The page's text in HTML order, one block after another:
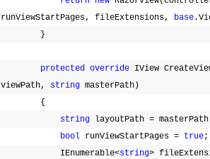
runViewStartPages, fileExtensions, base
}
protected override IView
viewPath, string masterPath)
{
string
layoutPath =
bool runViewStartPages = true;
IEnumerable<string>